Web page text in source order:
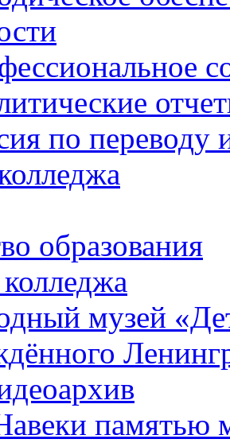
по переводу
образования
музей
памятью